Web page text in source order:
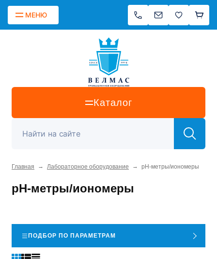
МЕНЮ
Каталог
Главная → Лабораторное оборудование → pH-метры/иономеры
pH-метры/иономеры
ПОДБОР ПО ПАРАМЕТРАМ